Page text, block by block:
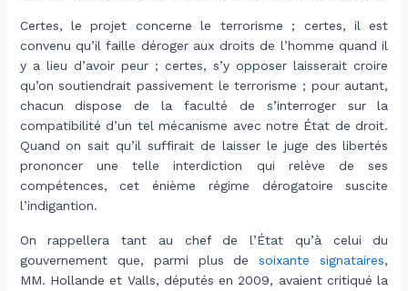
Certes, le projet concerne le terrorisme ; certes, il est
convenu qu’il faille déroger aux droits de l’homme quand il
y a lieu d’avoir peur ; certes, s’y opposer laisserait croire
qu’on soutiendrait passivement le terrorisme ; pour autant,
chacun dispose de la faculté de s’interroger sur la
compatibilité d’un tel mécanisme avec notre État de droit.
Quand on sait qu’il suffirait de laisser le juge des libertés
prononcer une telle interdiction qui relève de ses
compétences, cet énième régime dérogatoire suscite
l’indigantion.
On rappellera tant au chef de l’État qu’à celui du
gouvernement que, parmi plus desoixante signataires,
MM. Hollande et Valls, députés en 2009, avaient critiqué la